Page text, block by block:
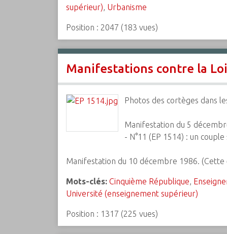
supérieur), Urbanisme
Position : 2047 (183 vues)
Manifestations contre la
Photos des cortèges dans
Manifestation du 5
- N°11 (EP 1514) : un
Manifestation du 10 décembre 1986.
Mots-clés: Cinquième République,
Université (enseignement supérieur)
Position : 1317 (225 vues)